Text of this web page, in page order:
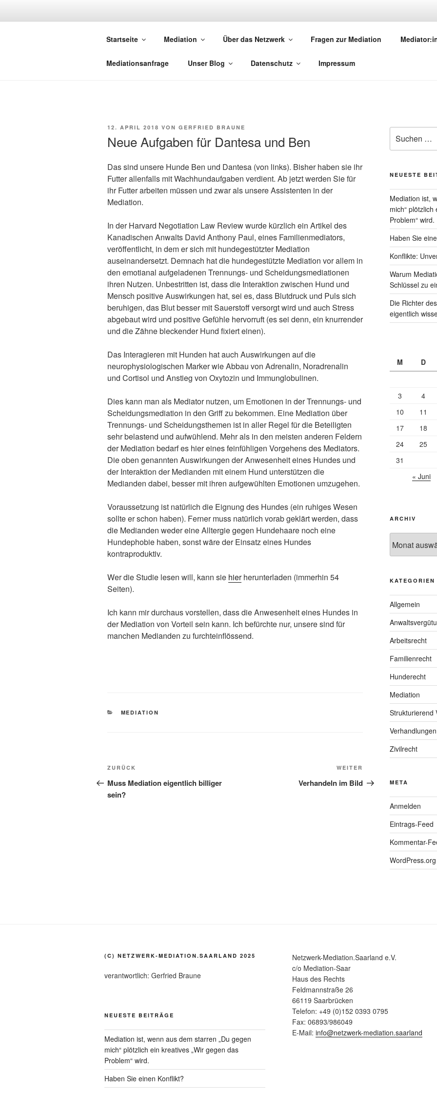
NETZWERK-
Startseite Mediation Über das Netzwerk Fragen zur Mediation
Mediationsanfrage Unser Blog Datenschutz Impressum
VERÖFFENTLICHT
12. APRIL 2018 VON GERFRIED BRAUNE
Neue Aufgaben für Dantesa und Ben
Das sind unsere Hunde Ben und Dantesa (von links). Bisher haben sie ihr
Futter allenfalls mit Wachhundaufgaben verdient. Ab jetzt werden Sie für
ihr Futter arbeiten müssen und zwar als unsere Assistenten in der
Mediation.
In der Harvard Negotiation Law Review wurde kürzlich ein Artikel des
Kanadischen Anwalts David Anthony Paul, eines Familienmediators,
veröffentlicht, in dem er sich mit hundegestützter Mediation
auseinandersetzt. Demnach hat die hundegestützte Mediation vor allem in
den emotianal aufgeladenen Trennungs- und Scheidungsmediationen
ihren Nutzen. Unbestritten ist, dass die Interaktion zwischen Hund und
Mensch positive Auswirkungen hat, sei es, dass Blutdruck und Puls sich
beruhigen, das Blut besser mit Sauerstoff versorgt wird und auch Stress
abgebaut wird und positive Gefühle hervorruft (es sei denn, ein knurrender
und die Zähne bleckender Hund fixiert einen).
Das Interagieren mit Hunden hat auch Auswirkungen auf die
neurophysiologischen Marker wie Abbau von Adrenalin, Noradrenalin
und Cortisol und Anstieg von Oxytozin und Immunglobulinen.
Dies kann man als Mediator nutzen, um Emotionen in der Trennungs- und
Scheidungsmediation in den Griff zu bekommen. Eine Mediation über
Trennungs- und Scheidungsthemen ist in aller Regel für die Beteiligten
sehr belastend und aufwühlend. Mehr als in den meisten anderen Feldern
der Mediation bedarf es hier eines feinfühligen Vorgehens des Mediators.
Die oben genannten Auswirkungen der Anwesenheit eines Hundes und
der Interaktion der Medianden mit einem Hund unterstützen die
Medianden dabei, besser mit ihren aufgewühlten Emotionen umzugehen.
Voraussetzung ist natürlich die Eignung des Hundes (ein ruhiges Wesen
sollte er schon haben). Ferner muss natürlich vorab geklärt werden, dass
die Medianden weder eine Alltergie gegen Hundehaare noch eine
Hundephobie haben, sonst wäre der Einsatz eines Hundes
kontraproduktiv.
Wer die Studie lesen will, kann sie hierherunterladen (immerhin 54
Seiten).
Ich kann mir durchaus vorstellen, dass die Anwesenheit eines Hundes in
der Mediation von Vorteil sein kann. Ich befürchte nur, unsere sind für
manchen Medianden zu furchteinflössend.
KATEGORIEN
MEDIATION
Beitragsnavigation
Vorheriger
Beitrag
ZURÜCK
Muss Mediation eigentlich billiger
sein?
Beitrag
WEITER
Verhandeln im Bild
nach:
NEUESTE
Mediation ist,
mich“
Problem“ wird.
Haben Sie
Konflikte:
Warum
Schlüssel zu
Die Richter
eigentlich
M
D
3
4
10
11
17
18
24
25
31
« Juni
ARCHIV
KATEGORIEN
Allgemein
Arbeitsrecht
Familienrecht
Hunderecht
Mediation
Strukturierend
Verhandlungen
Zivilrecht
META
Anmelden
Eintrags-Feed
Kommentar-
WordPress.org
(C) NETZWERK-MEDIATION.SAARLAND 2025
verantwortlich: Gerfried Braune
NEUESTE BEITRÄGE
Mediation ist, wenn aus dem starren „Du gegen
mich“ plötzlich ein kreatives „Wir gegen das
Problem“ wird.
Haben Sie einen Konflikt?
Netzwerk-Mediation.Saarland e.V.
c/o Mediation-Saar
Haus des Rechts
Feldmannstraße 26
66119 Saarbrücken
Telefon: +49 (0)152 0393 0795
Fax: 06893/986049
E-Mail: info@netzwerk-mediation.saarland